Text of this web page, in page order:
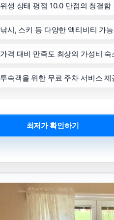
위생 상태 평점 10.0 만점의 청결함
낚시, 스키 등 다양한 액티비티 가능
가격 대비 만족도 최상의 가성비 숙
투숙객을 위한 무료 주차 서비스 제
최저가 확인하기